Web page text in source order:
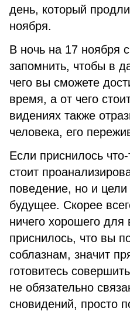
день, который
ноября.
В ночь на 17 ноября
запомнить, чтобы в
чего вы сможете
время, а от чего
видениях также
человека, его
Если приснилось
стоит
поведение, но и
будущее. Скорее
ничего хорошего
приснилось, что вы
соблазнам, значит
готовитесь
не обязательно
сновидений, просто